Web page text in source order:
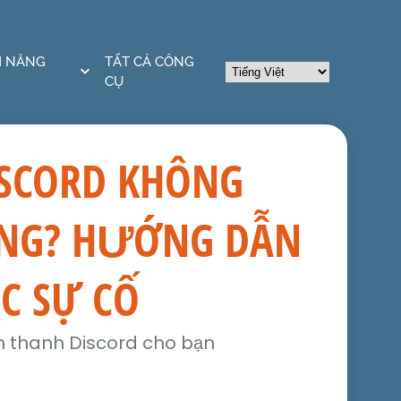
NĂNG
TẤT CẢ CÔNG
CỤ
KHÔNG
HƯỚNG DẪN
SỰ CỐ
thanh Discord cho bạn